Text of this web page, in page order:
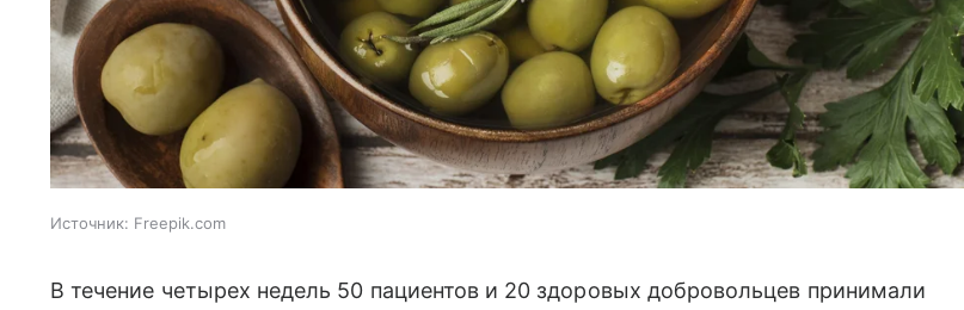
Источник: Freepik.com
В течение четырех недель 50 пациентов и 20 здоровых добровольцев принимали